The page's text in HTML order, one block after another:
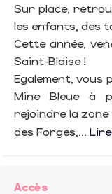
Sur place,
les enfants, des
Cette année,
Saint-Blaise !
Egalement, vous
Mine Bleue à
rejoindre la zone
des Forges,...
Accès